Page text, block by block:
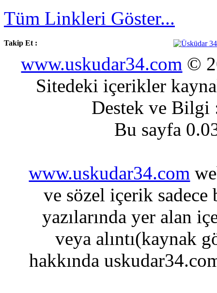
Tüm Linkleri Göster...
Takip Et :
www.uskudar34.com ©
Sitedeki içerikler
Destek ve
Bu sayfa
www.uskudar34.com
ve sözel içerik sadece
yazılarında yer alan
veya alıntı(kaynak
hakkında